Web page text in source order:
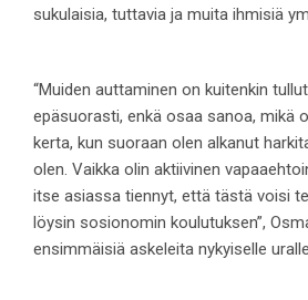
sukulaisia, tuttavia ja muita ihmisiä
“Muiden auttaminen on kuitenkin
epäsuorasti, enkä osaa sanoa, mikä
kerta, kun suoraan olen alkanut
olen. Vaikka olin aktiivinen
itse asiassa tiennyt, että tästä voisi
löysin sosionomin koulutuksen”,
ensimmäisiä askeleita nykyiselle